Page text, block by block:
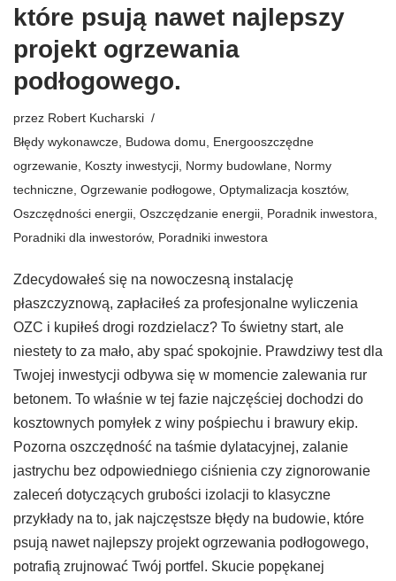
które psują nawet najlepszy
projekt ogrzewania
podłogowego.
przez Robert Kucharski
Błędy wykonawcze Budowa domu
Energooszczędne
ogrzewanie Koszty inwestycji Normy budowlane Normy
techniczne Ogrzewanie podłogowe Optymalizacja kosztów,
Oszczędności energii Oszczędzanie energii Poradnik inwestora
Poradniki dla inwestorów, Poradniki inwestora
Zdecydowałeś się na nowoczesną instalację
płaszczyznową, zapłaciłeś za profesjonalne wyliczenia
OZC i kupiłeś drogi rozdzielacz? To świetny start, ale
niestety to za mało, aby spać spokojnie. Prawdziwy test dla
Twojej inwestycji odbywa się w momencie zalewania rur
betonem. To właśnie w tej fazie najczęściej dochodzi do
kosztownych pomyłek z winy pośpiechu i brawury ekip.
Pozorna oszczędność na taśmie dylatacyjnej, zalanie
jastrychu bez odpowiedniego ciśnienia czy zignorowanie
zaleceń dotyczących grubości izolacji to klasyczne
przykłady na to, jak najczęstsze błędy na budowie, które
psują nawet najlepszy projekt ogrzewania podłogowego,
potrafią zrujnować Twój portfel. Skucie popękanej